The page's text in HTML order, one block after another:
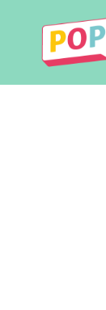
content